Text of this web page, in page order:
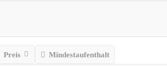
Preis Mindestaufenthalt